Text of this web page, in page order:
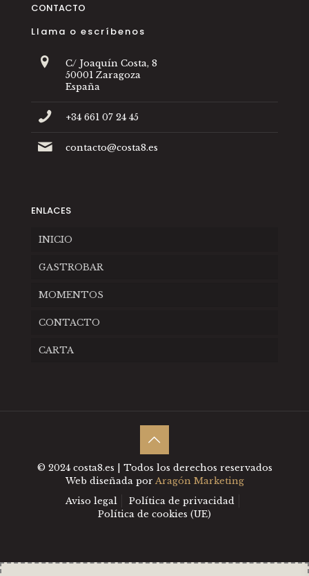
CONTACTO
Llama o escríbenos
C/ Joaquín Costa, 8
50001 Zaragoza
España
+34 661 07 24 45
contacto@costa8.es
ENLACES
INICIO
GASTROBAR
MOMENTOS
CONTACTO
CARTA
© 2024 costa8.es | Todos los derechos reservados
Web diseñada por Aragón Marketing
Aviso legal
Política de privacidad
Política de cookies (UE)